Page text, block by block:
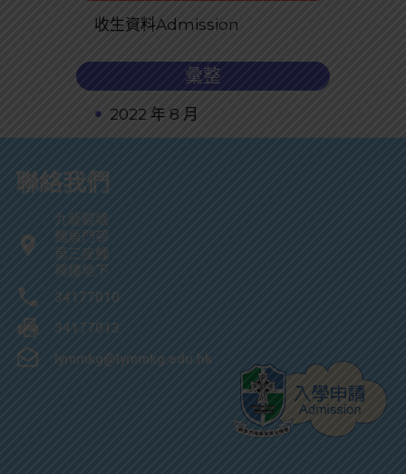
收生資料Admission
彙整
2022 年 8 月
聯絡我們
九龍觀塘
鯉魚門邨
第三座鯉
興樓地下
34177010
34177013
lymmkg@lymmkg.edu.hk